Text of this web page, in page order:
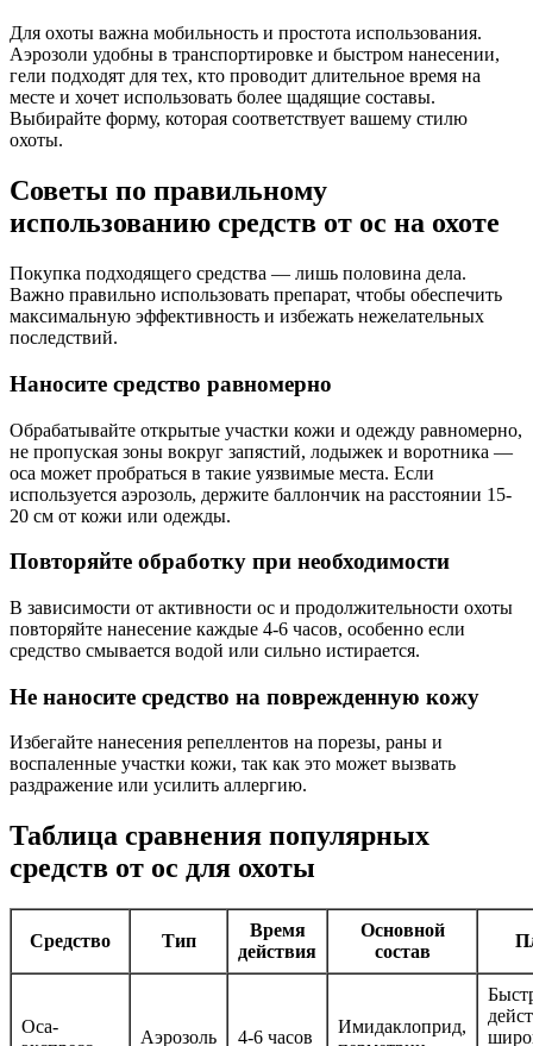
Для охоты важна мобильность и простота использования.
Аэрозоли удобны в транспортировке и быстром нанесении,
гели подходят для тех, кто проводит длительное время на
месте и хочет использовать более щадящие составы.
Выбирайте форму, которая соответствует вашему стилю
охоты.
Советы по правильному
использованию средств от ос на охоте
Покупка подходящего средства — лишь половина дела.
Важно правильно использовать препарат, чтобы обеспечить
максимальную эффективность и избежать нежелательных
последствий.
Наносите средство равномерно
Обрабатывайте открытые участки кожи и одежду равномерно,
не пропуская зоны вокруг запястий, лодыжек и воротника —
оса может пробраться в такие уязвимые места. Если
используется аэрозоль, держите баллончик на расстоянии 15-
20 см от кожи или одежды.
Повторяйте обработку при необходимости
В зависимости от активности ос и продолжительности охоты
повторяйте нанесение каждые 4-6 часов, особенно если
средство смывается водой или сильно истирается.
Не наносите средство на поврежденную кожу
Избегайте нанесения репеллентов на порезы, раны и
воспаленные участки кожи, так как это может вызвать
раздражение или усилить аллергию.
Таблица сравнения популярных
средств от ос для охоты
Средство Тип
Время
действия
Основной
состав
Оса-
Аэрозоль 4-6 часов
Имидаклоприд,